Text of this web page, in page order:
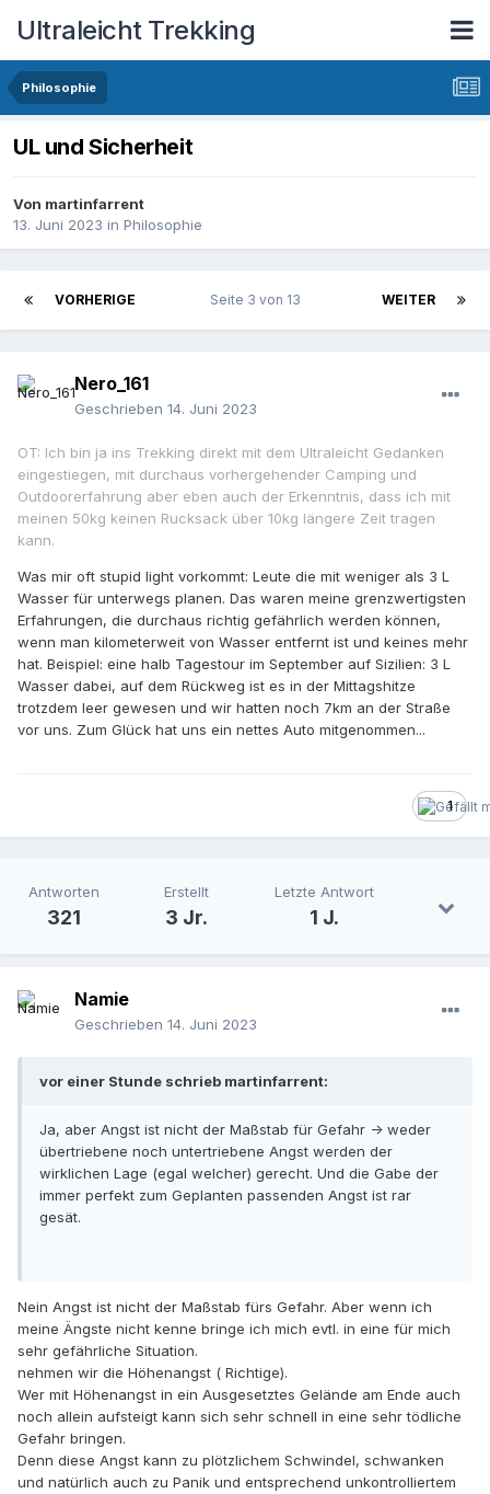
Ultraleicht Trekking
Philosophie
UL und Sicherheit
Von martinfarrent
13. Juni 2023 in Philosophie
VORHERIGE WEITER
Seite 3 von 13
Nero_161
Geschrieben 14. Juni 2023
OT: Ich bin ja ins Trekking direkt mit dem Ultraleicht Gedanken
eingestiegen, mit durchaus vorhergehender Camping und
Outdoorerfahrung aber eben auch der Erkenntnis, dass ich mit
meinen 50kg keinen Rucksack über 10kg längere Zeit tragen
kann.
Was mir oft stupid light vorkommt: Leute die mit weniger als 3 L
Wasser für unterwegs planen. Das waren meine grenzwertigsten
Erfahrungen, die durchaus richtig gefährlich werden können,
wenn man kilometerweit von Wasser entfernt ist und keines mehr
hat. Beispiel: eine halb Tagestour im September auf Sizilien: 3 L
Wasser dabei, auf dem Rückweg ist es in der Mittagshitze
trotzdem leer gewesen und wir hatten noch 7km an der Straße
vor uns. Zum Glück hat uns ein nettes Auto mitgenommen...
1
Antworten
321
Erstellt
3 Jr.
Letzte Antwort
1 J.
Namie
Geschrieben 14. Juni 2023
vor einer Stunde schrieb martinfarrent:
Ja, aber Angst ist nicht der Maßstab für Gefahr -> weder
übertriebene noch untertriebene Angst werden der
wirklichen Lage (egal welcher) gerecht. Und die Gabe der
immer perfekt zum Geplanten passenden Angst ist rar
gesät.
Nein Angst ist nicht der Maßstab fürs Gefahr. Aber wenn ich
meine Ängste nicht kenne bringe ich mich evtl. in eine für mich
sehr gefährliche Situation.
nehmen wir die Höhenangst ( Richtige).
Wer mit Höhenangst in ein Ausgesetztes Gelände am Ende auch
noch allein aufsteigt kann sich sehr schnell in eine sehr tödliche
Gefahr bringen.
Denn diese Angst kann zu plötzlichem Schwindel, schwanken
und natürlich auch zu Panik und entsprechend unkontrolliertem